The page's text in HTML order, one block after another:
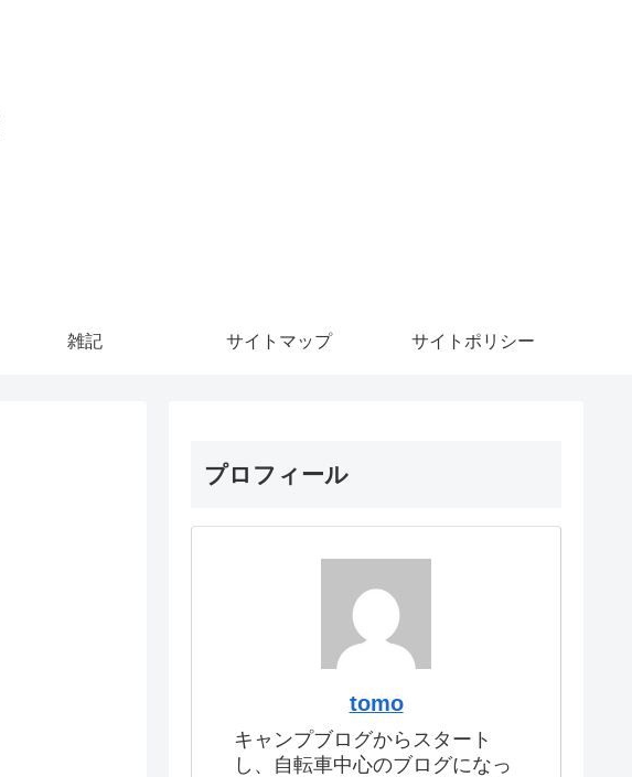
雑記 サイトマップ サイトポリシー
プロフィール
tomo
キャンプブログからスタート
し、自転車中心のブログになっ